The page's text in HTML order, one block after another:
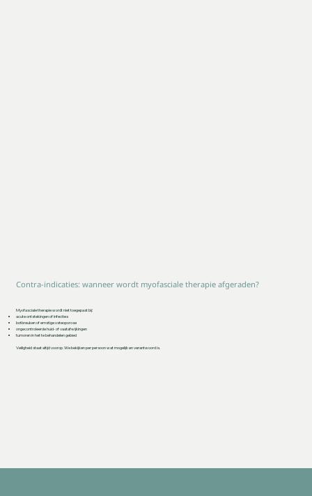
Contra-indicaties: wanneer wordt myofasciale therapie afgeraden?
Myofasciale therapie wordt niet toegepast bij:
acute ontstekingen of infecties
botbreuken of ernstige osteoporose
ongecontroleerde huid- of vaatafwijkingen
tumoren in het te behandelen gebied
Veiligheid staat altijd voorop. We bekijken per persoon wat mogelijk en verantwoord is.